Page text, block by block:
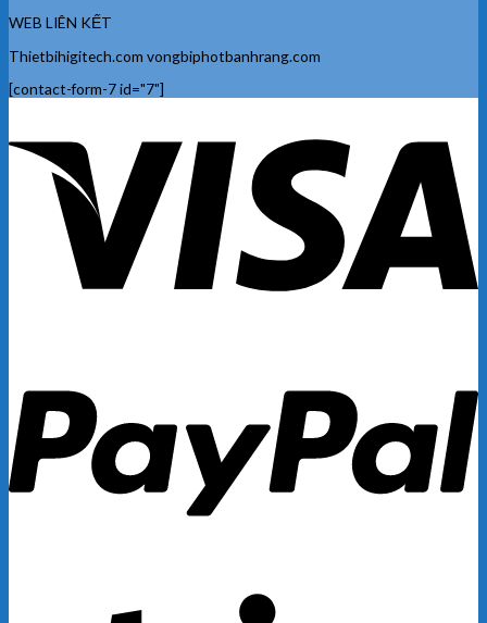
WEB LIÊN KẾT
Thietbihigitech.com vongbiphotbanhrang.com
[contact-form-7 id="7"]